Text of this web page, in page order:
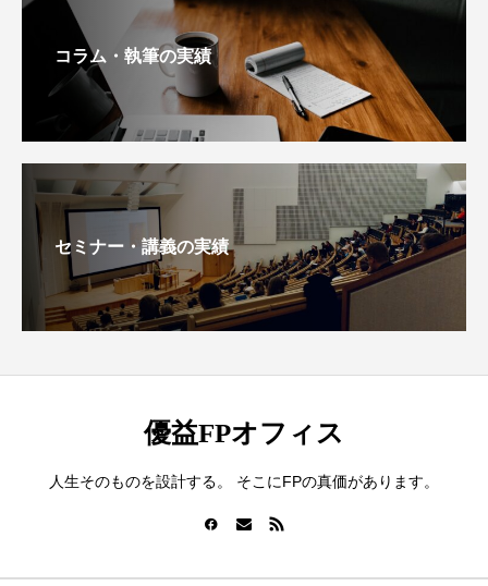
コラム・執筆の実績
セミナー・講義の実績
優益FPオフィス
人生そのものを設計する。 そこにFPの真価があります。